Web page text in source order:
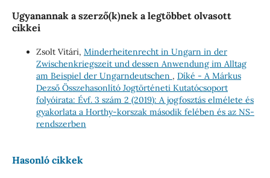
Ugyanannak a szerző(k)nek a legtöbbet olvasott
cikkei
Zsolt Vitári, Minderheitenrecht in Ungarn in der
Zwischenkriegszeit und dessen Anwendung im Alltag
am Beispiel der Ungarndeutschen , Díké - A Márkus
Dezső Összehasonlító Jogtörténeti Kutatócsoport
folyóirata: Évf. 3 szám 2 (2019): A jogfosztás elmélete és
gyakorlata a Horthy-korszak második felében és az NS-
rendszerben
Hasonló cikkek